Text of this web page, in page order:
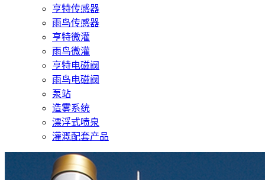
亨特传感器
雨鸟传感器
亨特微灌
雨鸟微灌
亨特电磁阀
雨鸟电磁阀
泵站
造雾系统
漂浮式喷泉
灌溉配套产品